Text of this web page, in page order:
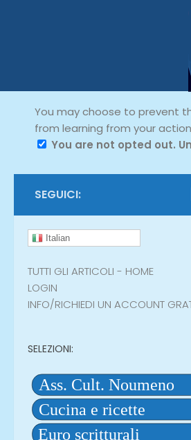
You may choose to prevent
from learning from your
You are not opted out.
SEGUICI:
Italian
TUTTI GLI ARTICOLI - HOME
LOGIN
INFO/RICHIEDI UN ACCOUNT
SELEZIONI: